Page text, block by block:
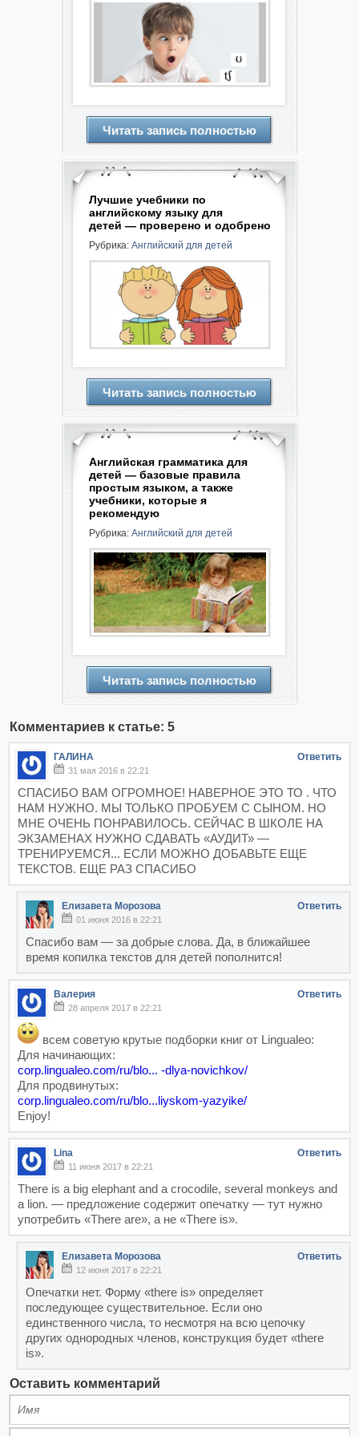
Читать запись полностью
Лучшие учебники по
английскому языку для
детей — проверено и одобрено
Рубрика: Английский для детей
Читать запись полностью
Английская грамматика для
детей — базовые правила
простым языком, а также
учебники, которые я
рекомендую
Рубрика: Английский для детей
Читать запись полностью
Комментариев к статье: 5
ГАЛИНА Ответить
31 мая 2016 в 22:21
СПАСИБО ВАМ ОГРОМНОЕ! НАВЕРНОЕ ЭТО ТО . ЧТО
НАМ НУЖНО. МЫ ТОЛЬКО ПРОБУЕМ С СЫНОМ. НО
МНЕ ОЧЕНЬ ПОНРАВИЛОСЬ. СЕЙЧАС В ШКОЛЕ НА
ЭКЗАМЕНАХ НУЖНО СДАВАТЬ «АУДИТ» —
ТРЕНИРУЕМСЯ... ЕСЛИ МОЖНО ДОБАВЬТЕ ЕЩЕ
ТЕКСТОВ. ЕЩЕ РАЗ СПАСИБО
Елизавета Морозова Ответить
01 июня 2016 в 22:21
Спасибо вам — за добрые слова. Да, в ближайшее
время копилка текстов для детей пополнится!
Валерия Ответить
28 апреля 2017 в 22:21
всем советую крутые подборки книг от Lingualeo:
Для начинающих:
corp.lingualeo.com/ru/blo... -dlya-novichkov/
Для продвинутых:
corp.lingualeo.com/ru/blo...liyskom-yazyike/
Enjoy!
Lina Ответить
11 июня 2017 в 22:21
There is a big elephant and a crocodile, several monkeys and
a lion. — предложение содержит опечатку — тут нужно
употребить «There are», а не «There is».
Елизавета Морозова Ответить
12 июня 2017 в 22:21
Опечатки нет. Форму «there is» определяет
последующее существительное. Если оно
единственного числа, то несмотря на всю цепочку
других однородных членов, конструкция будет «there
is».
Оставить комментарий